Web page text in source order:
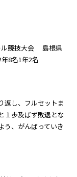
ル競技大会 島根県
8名1年2名
返し、フルセットま
１歩及ばず敗退とな
う、がんばっていき